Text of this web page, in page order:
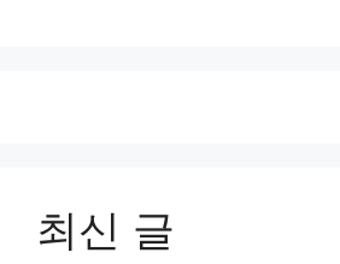
최신 글